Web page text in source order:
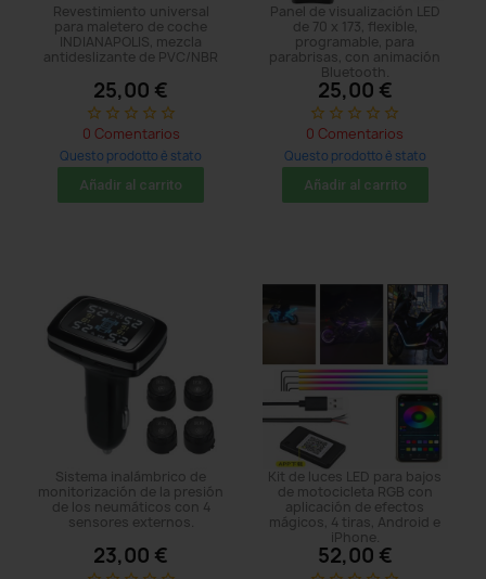
Revestimiento universal
para maletero de coche
INDIANAPOLIS, mezcla
antideslizante de PVC/NBR
25,00 €
star_border star_border star_border star_border star_border
0 Comentarios
Questo prodotto è stato
acquistato: 5 times
Añadir al carrito
Panel de visualización LED
de 70 x 173, flexible,
programable, para
parabrisas, con animación
Bluetooth.
25,00 €
star_border star_border star_border star_border star_border
0 Comentarios
Questo prodotto è stato
acquistato: 5 times
Añadir al carrito
Sistema inalámbrico de
monitorización de la presión
de los neumáticos con 4
sensores externos.
23,00 €
Kit de luces LED para bajos
de motocicleta RGB con
aplicación de efectos
mágicos, 4 tiras, Android e
iPhone.
52,00 €